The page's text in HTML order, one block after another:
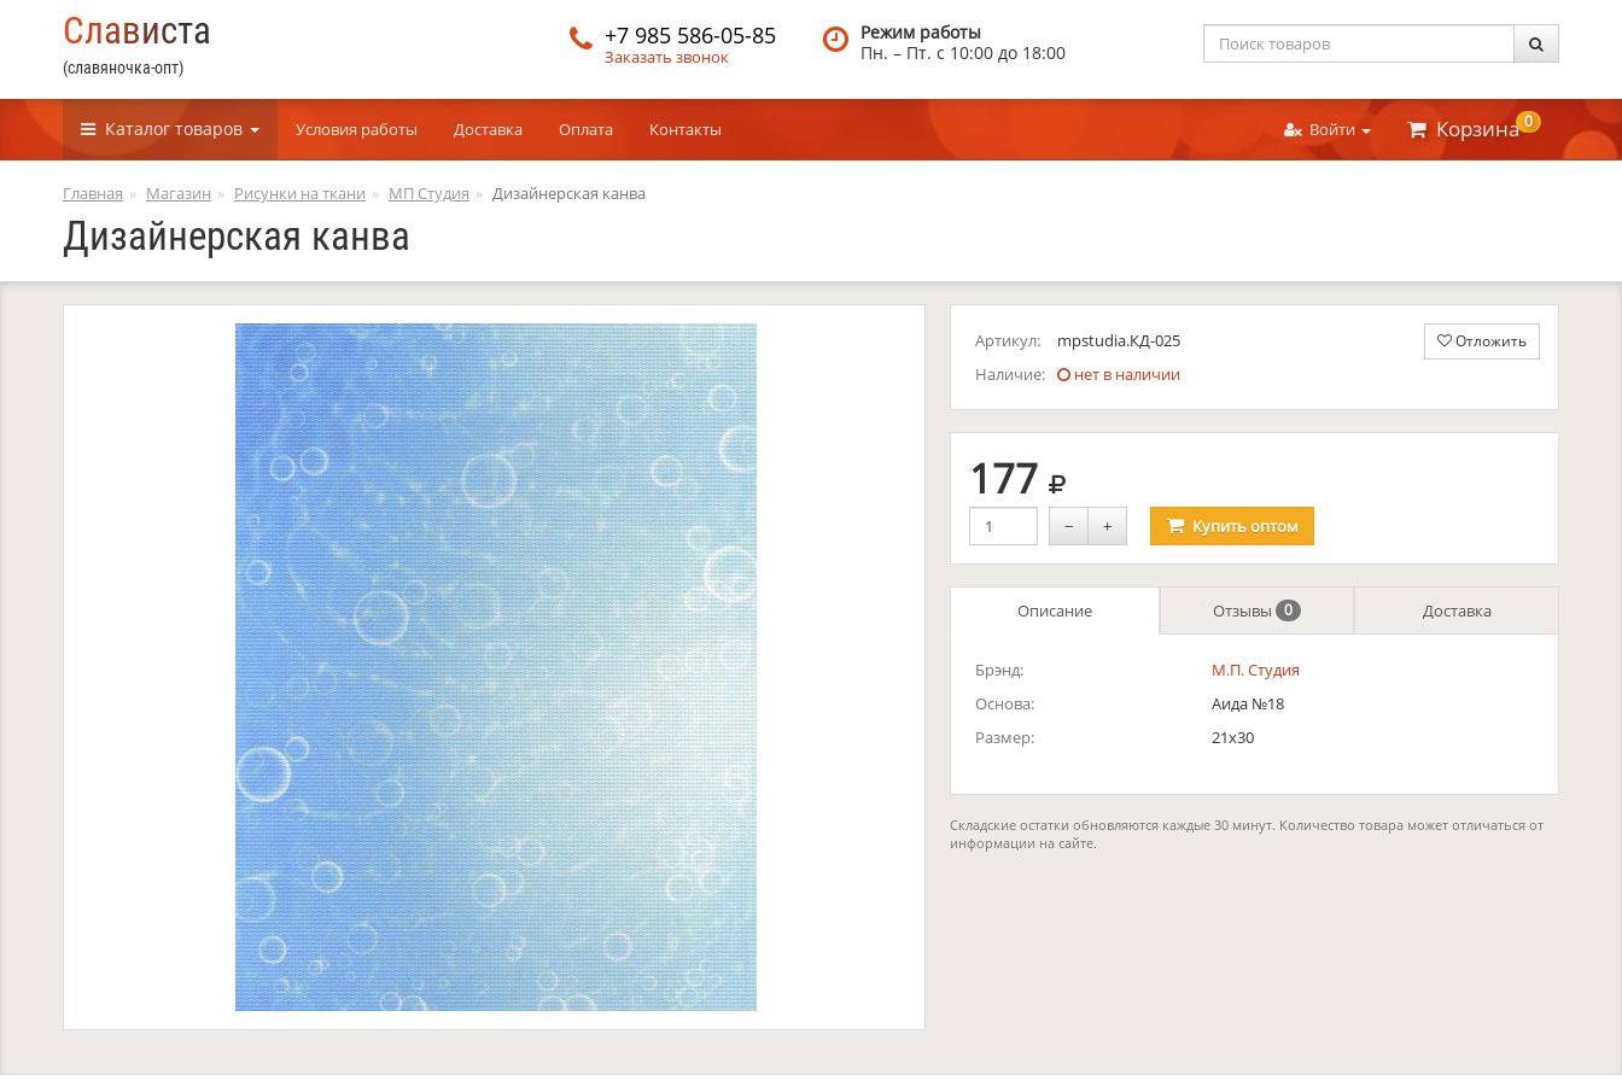
Слависта
(славяночка-опт)
+7 985 586-05-85
Заказать звонок
Режим работы
Пн. – Пт. c 10:00 до 18:00
Каталог товаров Войти Корзина0
Условия работы Доставка Оплата Контакты
Главная Магазин Рисунки на ткани МП Студия Дизайнерская канва
Дизайнерская канва
Артикул:
mpstudia.КД-025
Наличие:
нет в наличии
Отложить
177 руб.
− + Купитьоптом
Описание Отзывы 0 Доставка
Брэнд:
М.П. Студия
Основа:
Аида №18
Размер:
21х30
Складские остатки обновляются каждые 30 минут. Количество товара может отличаться от
информации на сайте.